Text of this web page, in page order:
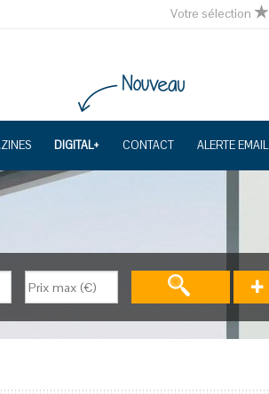
Votre sélection
DIGITAL+ CONTACT ALERTE EMAIL
+